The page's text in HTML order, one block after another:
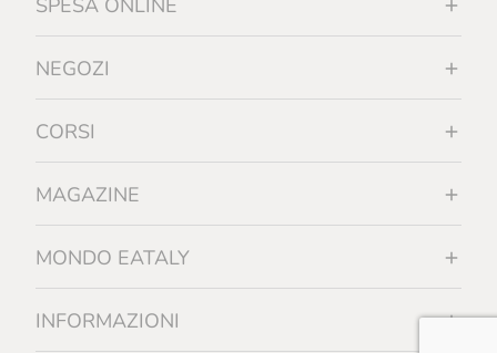
SPESA ONLINE
NEGOZI
CORSI
MAGAZINE
MONDO EATALY
INFORMAZIONI